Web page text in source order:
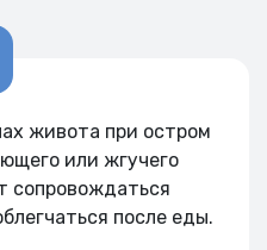
живота при остром
или жгучего
сопровождаться
после еды.